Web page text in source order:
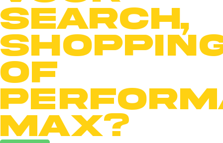
Search,
of
Max?